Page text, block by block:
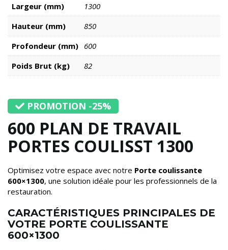
Largeur (mm)
1300
Hauteur (mm)
850
Profondeur (mm) 600
Poids Brut (kg)
82
600 PLAN DE TRAVAIL
PORTES COULISST 1300
Optimisez votre espace avec notre Porte coulissante
600×1300, une solution idéale pour les professionnels de la
restauration.
CARACTÉRISTIQUES PRINCIPALES DE
VOTRE PORTE COULISSANTE
600×1300
PROMOTION -25%